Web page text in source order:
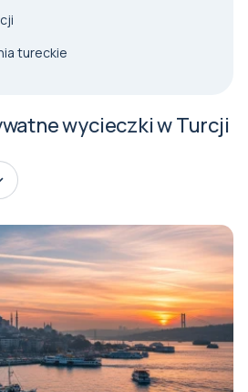
tureckie
wycieczki w Turcji